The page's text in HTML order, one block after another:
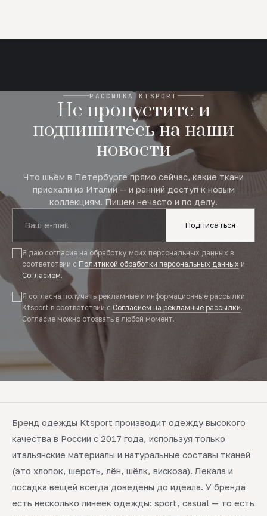
РАССЫЛКА KTSPORT
Не пропустите и
подпишитесь на наши
новости
Что шьём в Петербурге прямо сейчас, какие ткани
приехали из Италии — и ранний доступ к новым
коллекциям. Пишем нечасто и по делу.
Подписаться
Я даю согласие на обработку моих персональных данных в
соответствии с Политикой обработки персональных данных и
Согласием.
Я согласна получать рекламные и информационные рассылки
Ktsport в соответствии с Согласием на рекламные рассылки.
Согласие можно отозвать в любой момент.
Бренд одежды Ktsport производит одежду высокого
качества в России с 2017 года, используя только
итальянские материалы и натуральные составы тканей
(это хлопок, шерсть, лён, шёлк, вискоза). Лекала и
посадка вещей всегда доведены до идеала. У бренда
есть несколько линеек одежды: sport, casual — то есть